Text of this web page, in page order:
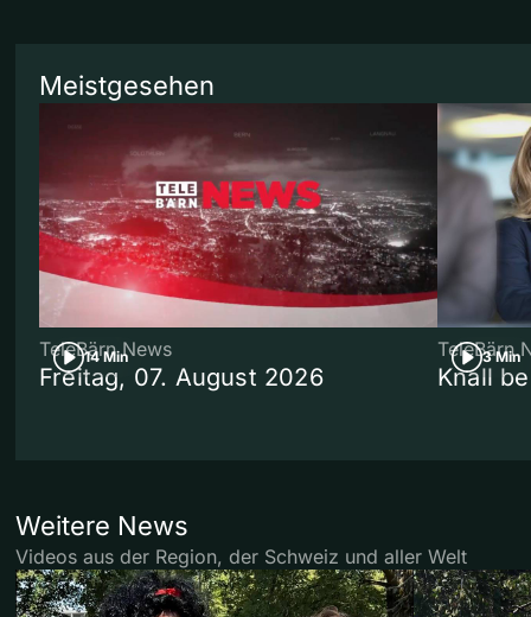
Meistgesehen
14 Min
TeleBärn News
Freitag, 07. August 2026
3 Min
TeleBärn
Knall
Weitere News
Videos aus der Region, der Schweiz und aller Welt